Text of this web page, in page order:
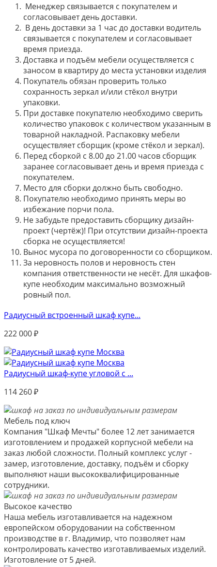
Менеджер связывается с покупателем и
согласовывает день доставки.
В день доставки за 1 час до доставки водитель
связывается с покупателем и согласовывает
время приезда.
Доставка и подъём мебели осуществляется с
заносом в квартиру до места установки изделия
Покупатель обязан проверить только
сохранность зеркал и/или стёкол внутри
упаковки.
При доставке покупателю необходимо сверить
количество упаковок с количеством указанным в
товарной накладной. Распаковку мебели
осуществляет сборщик (кроме стёкол и зеркал).
Перед сборкой с 8.00 до 21.00 часов сборщик
заранее согласовывает день и время приезда с
покупателем.
Место для сборки должно быть свободно.
Покупателю необходимо принять меры во
избежание порчи пола.
Не забудьте предоставить сборщику дизайн-
проект (чертёж)! При отсутствии дизайн-проекта
сборка не осуществляется!
Вынос мусора по договоренности со сборщиком.
За неровность полов и неровность стен
компания ответственности не несёт. Для шкафов-
купе необходим максимально возможный
ровный пол.
Радиусный встроенный шкаф купе...
222 000₽
Радиусный шкаф-купе угловой с ...
114 260₽
Мебель под ключ
Компания "Шкаф Мечты" более 12 лет занимается
изготовлением и продажей корпусной мебели на
заказ любой сложности. Полный комплекс услуг -
замер, изготовление, доставку, подъём и сборку
выполняют наши высококвалифицированные
сотрудники.
Высокое качество
Наша мебель изготавливается на надежном
европейском оборудовании на собственном
производстве в г. Владимир, что позволяет нам
контролировать качество изготавливаемых изделий.
Изготовление от 5 дней.